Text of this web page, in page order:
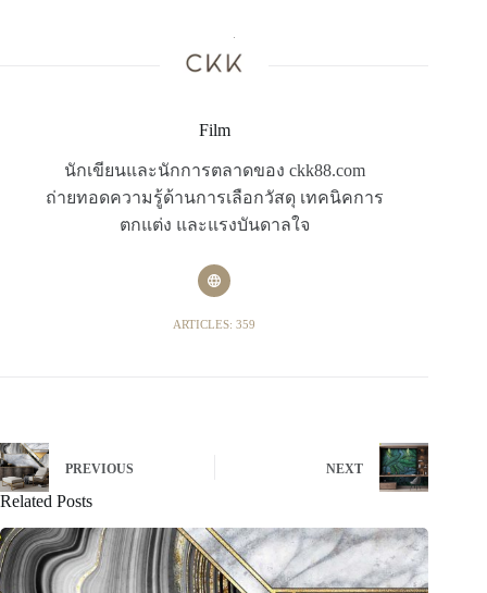
Film
นักเขียนและนักการตลาดของ ckk88.com
ถ่ายทอดความรู้ด้านการเลือกวัสดุ เทคนิคการ
ตกแต่ง และแรงบันดาลใจ
ARTICLES: 359
PREVIOUS NEXT
Related Posts